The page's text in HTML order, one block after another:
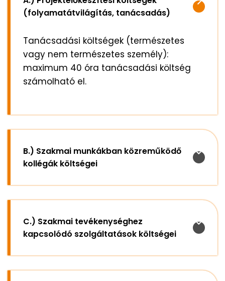
(folyamatátvilágítás, tanácsadás)
Tanácsadási költségek (természetes
vagy nem természetes személy):
maximum 40 óra tanácsadási költség
számolható el.
B.) Szakmai munkákban közreműködő
kollégák költségei
C.) Szakmai tevékenységhez
kapcsolódó szolgáltatások költségei